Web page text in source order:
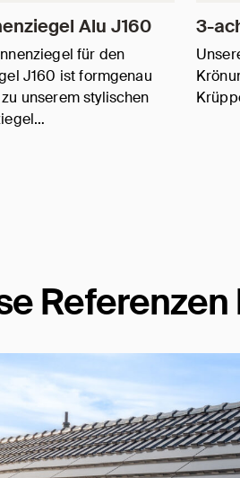
Alu J160
für den
J160 ist formgenau
unserem stylischen
3-